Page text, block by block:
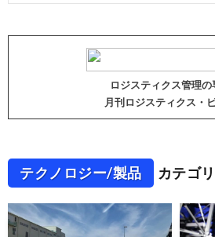
ロジスティクス管理の
月刊ロジスティクス・
テクノロジー/製品 カテゴ